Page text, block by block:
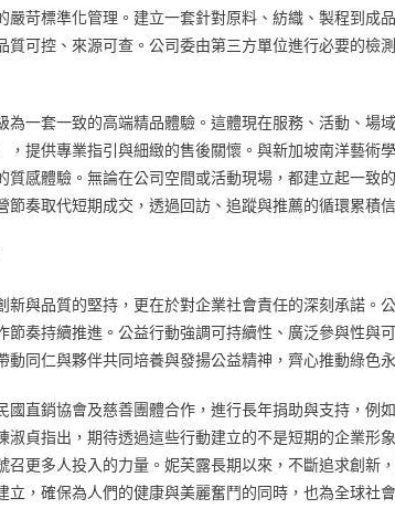
嚴苛標準化管理。建立一套針對原料、紡織、製程到成
質可控、來源可查。公司委由第三方單位進行必要的檢
為一套一致的高端精品體驗。這體現在服務、活動、場
，提供專業指引與細緻的售後關懷。與新加坡南洋藝術
質感體驗。無論在公司空間或活動現場，都建立起一致
奏取代短期成交，透過回訪、追蹤與推薦的循環累積
新與品質的堅持，更在於對企業社會責任的深刻承諾。
節奏持續推進。公益行動強調可持續性、廣泛參與性與
同仁與夥伴共同培養與發揚公益精神，齊心推動綠色
國直銷協會及慈善團體合作，進行長年捐助與支持，例
淑貞指出，期待透過這些行動建立的不是短期的企業形
召更多人投入的力量。妮芙露長期以來，不斷追求創新
，確保為人們的健康與美麗奮鬥的同時，也為全球社